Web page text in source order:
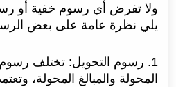
ولا تفرض أي رسوم خفية أو
يلي نظرة عامة على بعض
1. رسوم التحويل: تختلف رسوم
المحولة والمبالغ المحولة،